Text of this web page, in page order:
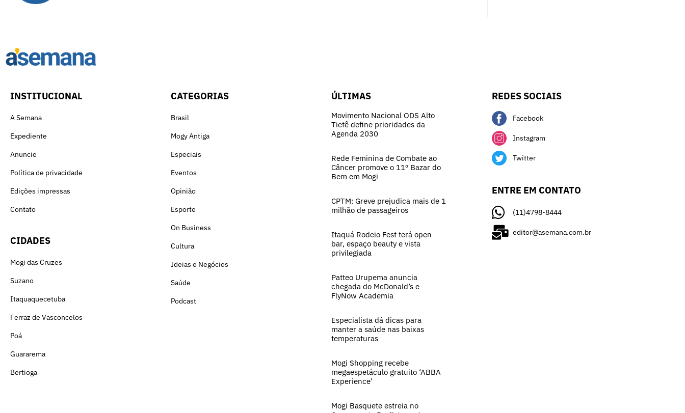
INSTITUCIONAL
A Semana
Expediente
Anuncie
Política de privacidade
Edições impressas
Contato
CIDADES
Mogi das Cruzes
Suzano
Itaquaquecetuba
Ferraz de Vasconcelos
Poá
Guararema
Bertioga
CATEGORIAS
Brasil
Mogy Antiga
Especiais
Eventos
Opinião
Esporte
On Business
Cultura
Ideias e Negócios
Saúde
Podcast
ÚLTIMAS
Movimento Nacional ODS Alto
Tietê define prioridades da
Agenda 2030
Rede Feminina de Combate ao
Câncer promove o 11º Bazar do
Bem em Mogi
CPTM: Greve prejudica mais de 1
milhão de passageiros
Itaquá Rodeio Fest terá open
bar, espaço beauty e vista
privilegiada
Patteo Urupema anuncia
chegada do McDonald’s e
FlyNow Academia
Especialista dá dicas para
manter a saúde nas baixas
temperaturas
Mogi Shopping recebe
megaespetáculo gratuito ‘ABBA
Experience’
Mogi Basquete estreia no
REDES SOCIAIS
Facebook
Instagram
Twitter
ENTRE EM CONTATO
(11)4798-8444
editor@asemana.com.br